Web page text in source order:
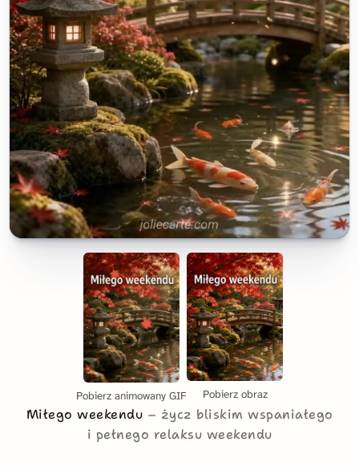
Pobierz animowany GIF Pobierz obraz
Miłego weekendu
życz bliskim wspaniałego
i pełnego relaksu weekendu